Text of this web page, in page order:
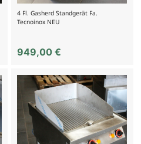
4 Fl. Gasherd Standgerät Fa.
Tecnoinox NEU
949,00€